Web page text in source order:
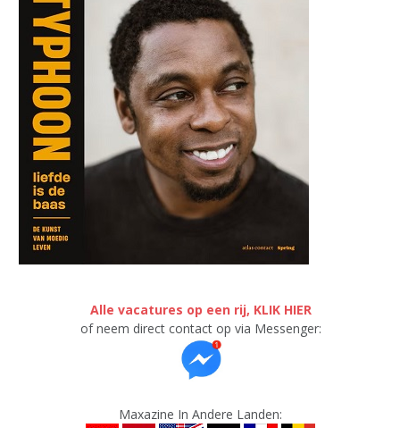
Alle vacatures op een rij, KLIK HIER
of neem direct contact op via Messenger:
Maxazine In Andere Landen: